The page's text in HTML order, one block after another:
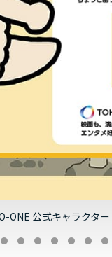
ONE 公式キャラクタ